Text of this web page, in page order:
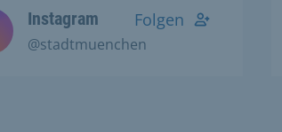
Instagram
@stadtmuenchen
Folgen